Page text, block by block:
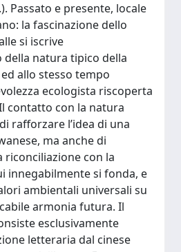
Passato e presente, locale
la fascinazione dello
si iscrive
della natura tipico della
allo stesso tempo
ecologista riscoperta
contatto con la natura
rafforzare l’idea di una
ma anche di
con la
innegabilmente si fonda, e
ambientali universali su
armonia futura. Il
esclusivamente
letteraria dal cinese